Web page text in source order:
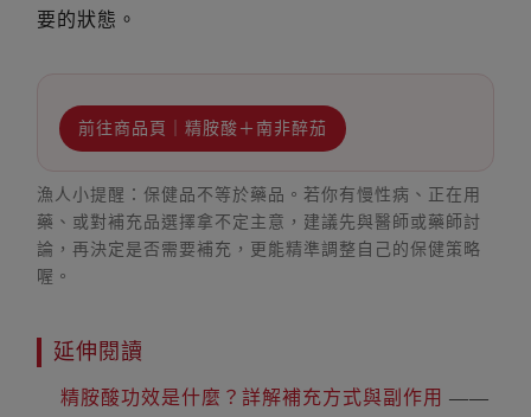
要的狀態。
前往商品頁｜精胺酸＋南非醉茄
漁人小提醒：保健品不等於藥品。若你有慢性病、正在用
藥、或對補充品選擇拿不定主意，建議先與醫師或藥師討
論，再決定是否需要補充，更能精準調整自己的保健策略
喔。
延伸閱讀
精胺酸功效是什麼？詳解補充方式與副作用 ——